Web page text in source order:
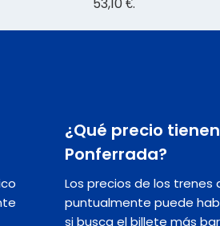
53,10 €.
¿Qué precio
Ponferrada?
Los precios de los trenes
puntualmente puede
si busca el billete más